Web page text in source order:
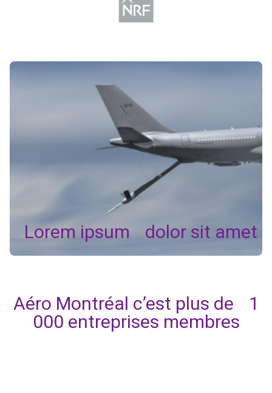
Lorem ipsum dolor sit amet
Aéro Montréal c’est plus de 1
000 entreprises membres